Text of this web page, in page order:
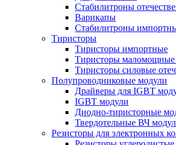
Стабилитроны
Варикапы
Стабилитроны
Тиристоры
Тиристоры импортные
Тиристоры маломощные
Тиристоры силовые
Полупроводниковые модули
Драйверы для IGBT
IGBT модули
Диодно-тиристорные
Твердотельные ВЧ
Резисторы для электронных